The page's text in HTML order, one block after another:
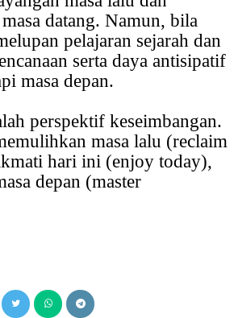
datang. Namun, bila
pelajaran sejarah dan
serta daya antisipatif
masa depan.
perspektif keseimbangan.
masa lalu (reclaim
hari ini (enjoy today),
depan (master